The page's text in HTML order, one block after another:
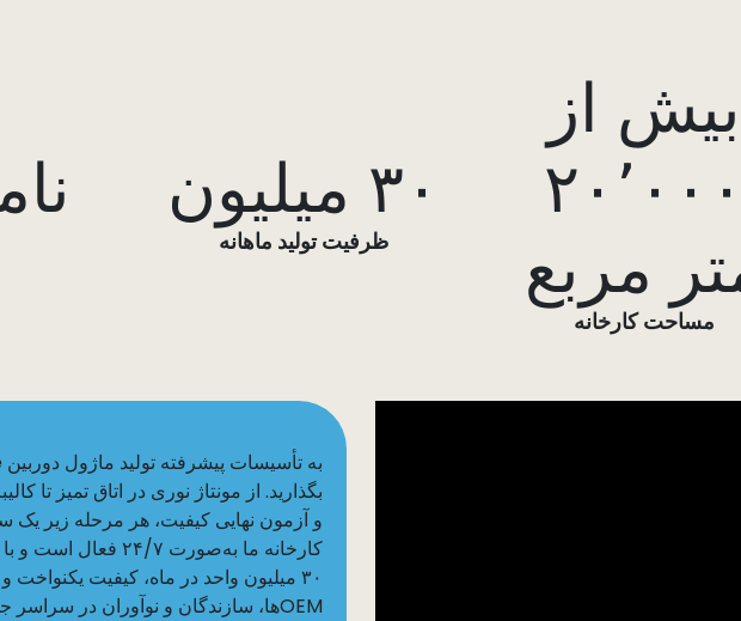
بیش از
۲۰٬۰۰۰
مربع
مساحت کارخانه
۳۰ میلیون
ظرفیت تولید ماهانه
بگذارید. از مونتاژ نوری در اتاق تمیز تا
و آزمون نهایی کیفیت، هر مرحله زیر
کارخانه ما به‌صورت ۲۴/
۳۰ میلیون واحد در ماه، کیفیت
OEMها، سازندگان و نوآوران در سراسر جهان تضمین می‌کند.